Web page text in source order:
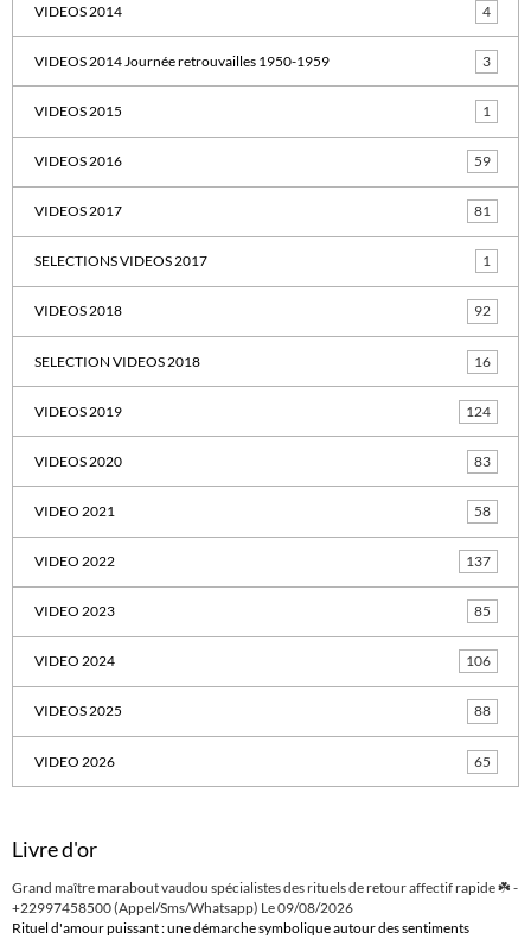
VIDEOS 2014 4
VIDEOS 2014 Journée retrouvailles 1950-1959 3
VIDEOS 2015 1
VIDEOS 2016 59
VIDEOS 2017 81
SELECTIONS VIDEOS 2017 1
VIDEOS 2018 92
SELECTION VIDEOS 2018 16
VIDEOS 2019 124
VIDEOS 2020 83
VIDEO 2021 58
VIDEO 2022 137
VIDEO 2023 85
VIDEO 2024 106
VIDEOS 2025 88
VIDEO 2026 65
Livre d'or
Grand maître marabout vaudou spécialistes des rituels de retour affectif rapide ☘️ -
+22997458500 (Appel/Sms/Whatsapp) Le 09/08/2026
Rituel d'amour puissant : une démarche symbolique autour des sentiments